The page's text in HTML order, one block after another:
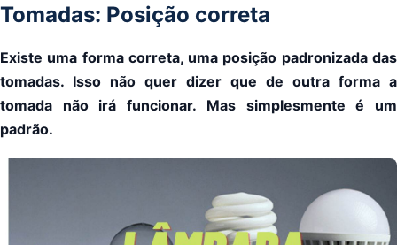
Tomadas: Posição correta
Existe uma forma correta, uma posição padronizada das
tomadas. Isso não quer dizer que de outra forma a
tomada não irá funcionar. Mas simplesmente é um
padrão.